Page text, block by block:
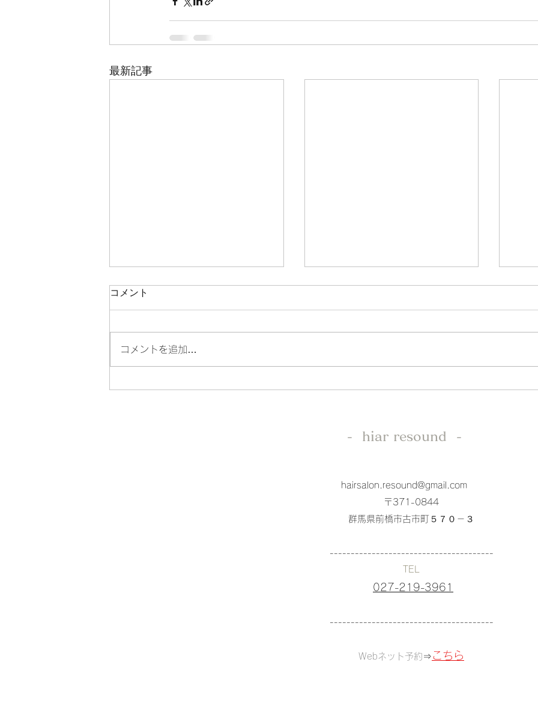
最新記事
成人式
コメント
コメントを追加…
- hiar resound -
hairsalon.resound@gmail.com
〒371-0844
群馬県前橋市古市町５７０－３
---------------------------------------
TEL
027-219-3961
---------------------------------------
Webネット予約 ⇒ こちら